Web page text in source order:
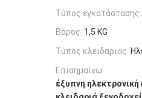
Τύπος εγκατάστασης:
Βάρος: 1,5 KG
Τύπος κλειδαριάς:
Επισημαίνω:
έξυπνη